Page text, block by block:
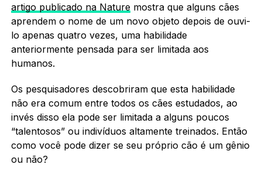
artigo publicado na Naturemostra que alguns cães
aprendem o nome de um novo objeto depois de ouvi-
lo apenas quatro vezes, uma habilidade
anteriormente pensada para ser limitada aos
humanos.
Os pesquisadores descobriram que esta habilidade
não era comum entre todos os cães estudados, ao
invés disso ela pode ser limitada a alguns poucos
“talentosos” ou indivíduos altamente treinados. Então
como você pode dizer se seu próprio cão é um gênio
ou não?